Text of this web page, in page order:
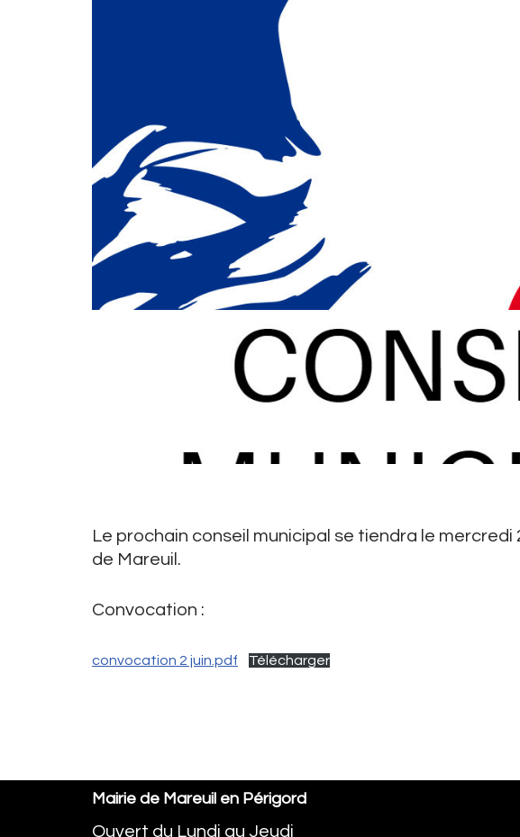
Le prochain conseil municipal se tiendra le mercredi
de Mareuil.
Convocation :
convocation 2 juin.pdf Télécharger
Mairie de Mareuil en Périgord
Ouvert du Lundi au Jeudi